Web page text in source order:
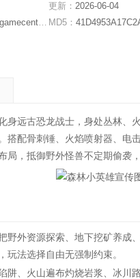
更新： 2026-06-04
MD5：
身远古恐龙战士，身处丛林、
搭配骨刺锤、火焰喷射器、电
，抵御野外怪兽不定期偷袭
外资源探索、地下挖矿养成
玩法选择自由无强制约束。
、火山遍布灼烧岩浆、冰川